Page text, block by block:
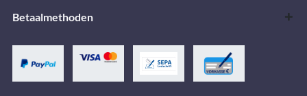
Betaalmethoden